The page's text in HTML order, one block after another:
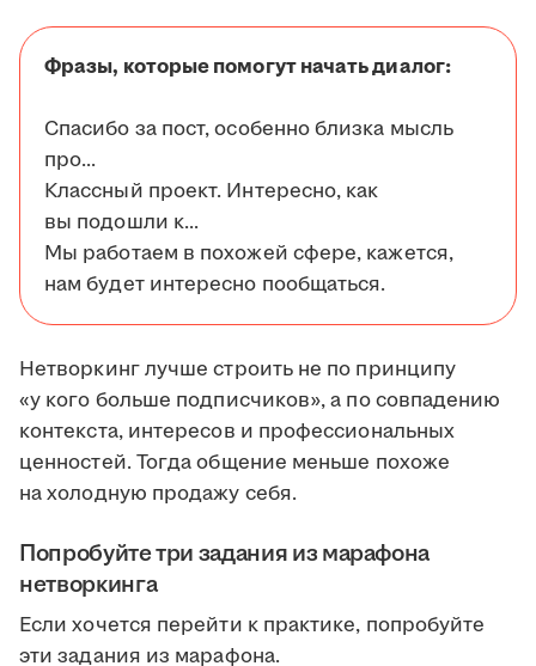
Фразы, которые помогут начать диалог:
Спасибо за пост, особенно близка мысль
про...
Классный проект. Интересно, как
вы подошли к...
Мы работаем в похожей сфере, кажется,
нам будет интересно пообщаться.
Нетворкинг лучше строить не по принципу
«у кого больше подписчиков», а по совпадению
контекста, интересов и профессиональных
ценностей. Тогда общение меньше похоже
на холодную продажу себя.
Попробуйте три задания из марафона
нетворкинга
Если хочется перейти к практике, попробуйте
эти задания из марафона.